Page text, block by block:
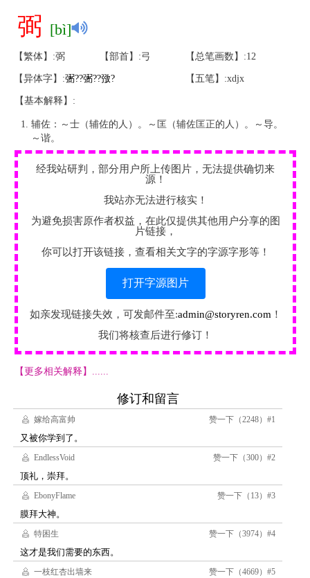
弼 [bì]
【繁体】:弼 【部首】:弓 【总笔画数】:12
【异体字】:弻??弻??㢸? 【五笔】:xdjx
【基本解释】:
辅佐：～士（辅佐的人）。～匡（辅佐匡正的人）。～导。
～谐。
经我站研判，部分用户所上传图片，无法提供确切来
源！
我站亦无法进行核实！
为避免损害原作者权益，在此仅提供其他用户分享的图
片链接，
你可以打开该链接，查看相关文字的字源字形等！
打开字源图片
如亲发现链接失效，可发邮件至:admin@storyren.com ！
我们将核查后进行修订！
【更多相关解释】......